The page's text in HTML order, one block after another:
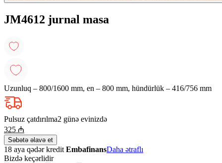
JM4612 jurnal masa
Uzunluq – 800/1600 mm, en – 800 mm, hündürlük – 416/756 mm
Pulsuz çatdırılma2 günə evinizdə
325 ₼
Səbətə əlavə et
18 aya qədər kredit EmbafinansDaha ətraflı
Bizdə keçərlidir